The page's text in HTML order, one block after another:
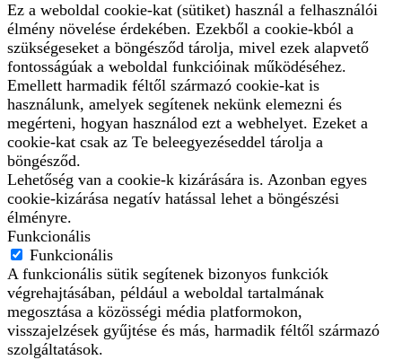
Ez a weboldal cookie-kat (sütiket) használ a felhasználói
élmény növelése érdekében. Ezekből a cookie-kból a
szükségeseket a böngésződ tárolja, mivel ezek alapvető
fontosságúak a weboldal funkcióinak működéséhez.
Emellett harmadik féltől származó cookie-kat is
használunk, amelyek segítenek nekünk elemezni és
megérteni, hogyan használod ezt a webhelyet. Ezeket a
cookie-kat csak az Te beleegyezéseddel tárolja a
böngésződ.
Lehetőség van a cookie-k kizárására is. Azonban egyes
cookie-kizárása negatív hatással lehet a böngészési
élményre.
Funkcionális
Funkcionális
A funkcionális sütik segítenek bizonyos funkciók
végrehajtásában, például a weboldal tartalmának
megosztása a közösségi média platformokon,
visszajelzések gyűjtése és más, harmadik féltől származó
szolgáltatások.